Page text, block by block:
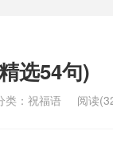
选54句)
类： 祝福语 阅读